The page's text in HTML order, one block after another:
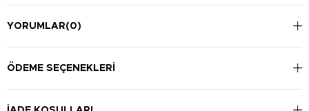
sivilce oluşumuna sebep olan faktörleri engeller ve sebum
salınımını dengeler. Seramid ve hiyalüronik asit üretimini
Göz çevresi haricince tüm cilde uygulayın, durulanmaz.
YORUMLAR(0)
ÖDEME SEÇENEKLERI